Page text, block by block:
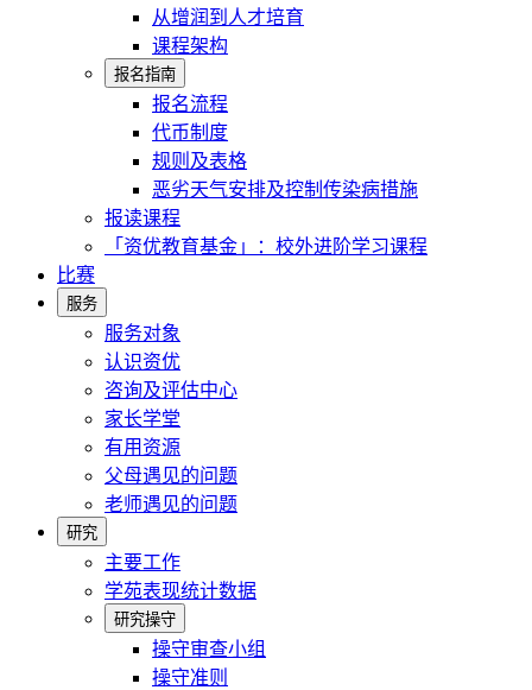
从增润到人才培育
课程架构
报名指南
报名流程
代币制度
规则及表格
恶劣天气安排及控制传染病措施
报读课程
「资优教育基金」：校外进阶学习课程
比赛
服务
服务对象
认识资优
咨询及评估中心
家长学堂
有用资源
父母遇见的问题
老师遇见的问题
研究
主要工作
学苑表现统计数据
研究操守
操守审查小组
操守准则